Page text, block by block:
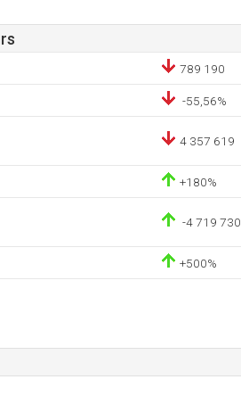
789 190
-55,56%
4 357 619
+180%
-4 719 730
+500%